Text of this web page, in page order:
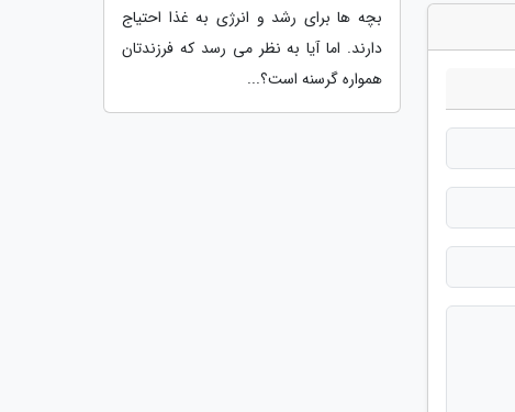
بچه ها برای رشد و انرژی به غذا احتیاج
دارند. اما آیا به نظر می رسد که فرزندتان
همواره گرسنه است؟...